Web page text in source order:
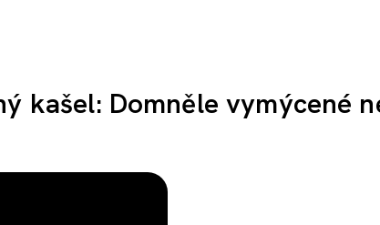
kašel: Domněle vymýcené